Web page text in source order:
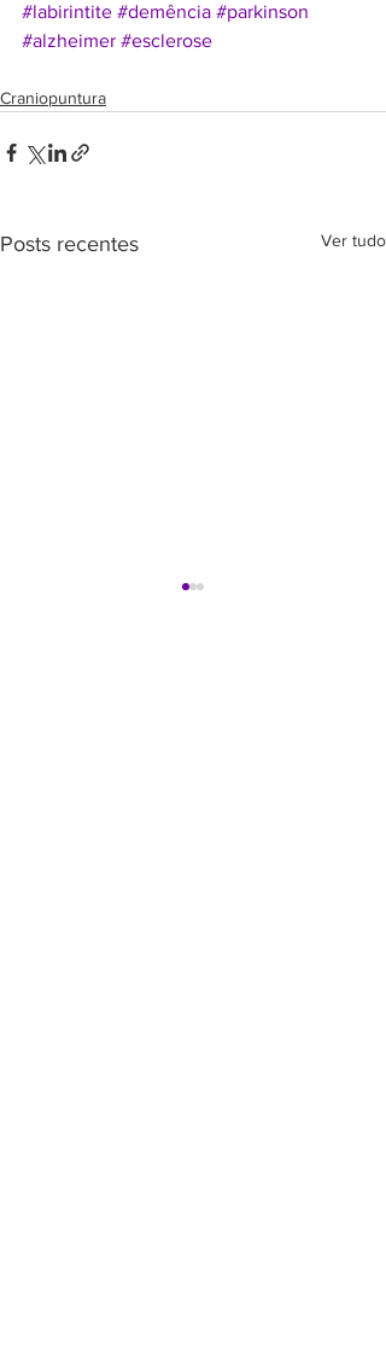
#labirintite #demência #parkinson
#alzheimer #esclerose
Craniopuntura
Posts recentes Ver tudo